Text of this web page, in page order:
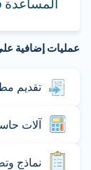
المساعدة
عمليات إضافية على
تقديم
آلات
نماذج